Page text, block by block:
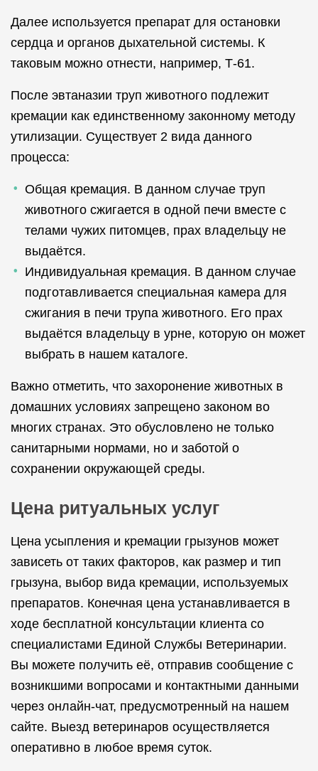
Далее используется препарат для остановки
сердца и органов дыхательной системы. К
таковым можно отнести, например, Т-61.
После эвтаназии труп животного подлежит
кремации как единственному законному методу
утилизации. Существует 2 вида данного
процесса:
Общая кремация. В данном случае труп
животного сжигается в одной печи вместе с
телами чужих питомцев, прах владельцу не
выдаётся.
Индивидуальная кремация. В данном случае
подготавливается специальная камера для
сжигания в печи трупа животного. Его прах
выдаётся владельцу в урне, которую он может
выбрать в нашем каталоге.
Важно отметить, что захоронение животных в
домашних условиях запрещено законом во
многих странах. Это обусловлено не только
санитарными нормами, но и заботой о
сохранении окружающей среды.
Цена ритуальных услуг
Цена усыпления и кремации грызунов может
зависеть от таких факторов, как размер и тип
грызуна, выбор вида кремации, используемых
препаратов. Конечная цена устанавливается в
ходе бесплатной консультации клиента со
специалистами Единой Службы Ветеринарии.
Вы можете получить её, отправив сообщение с
возникшими вопросами и контактными данными
через онлайн-чат, предусмотренный на нашем
сайте. Выезд ветеринаров осуществляется
оперативно в любое время суток.